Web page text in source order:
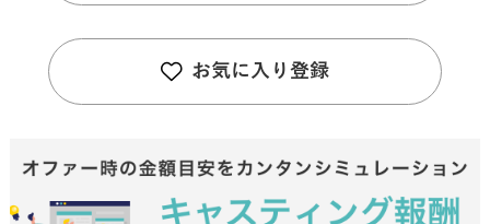
お気に入り登録